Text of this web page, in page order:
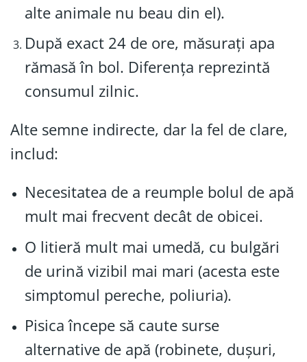
alte animale nu beau din el).
După exact 24 de ore, măsurați apa
rămasă în bol. Diferența reprezintă
consumul zilnic.
Alte semne indirecte, dar la fel de clare,
includ:
Necesitatea de a reumple bolul de apă
mult mai frecvent decât de obicei.
O litieră mult mai umedă, cu bulgări
de urină vizibil mai mari (acesta este
simptomul pereche, poliuria).
Pisica începe să caute surse
alternative de apă (robinete, dușuri,